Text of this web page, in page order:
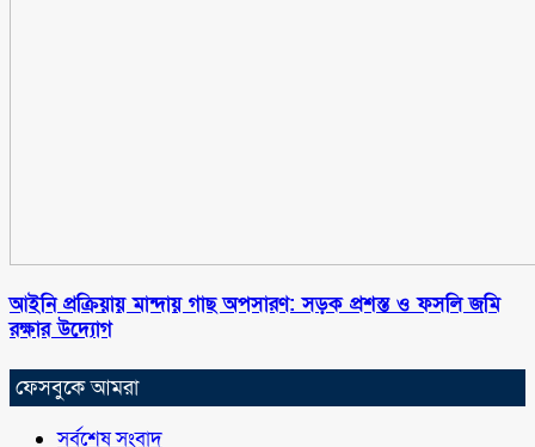
আইনি প্রক্রিয়ায় মান্দায় গাছ অপসারণ: সড়ক প্রশস্ত ও ফসলি জমি
রক্ষার উদ্যোগ
ফেসবুকে আমরা
সর্বশেষ সংবাদ